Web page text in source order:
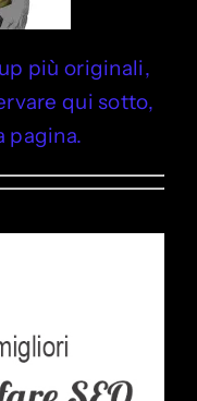
più originali,
qui sotto,
pagina.